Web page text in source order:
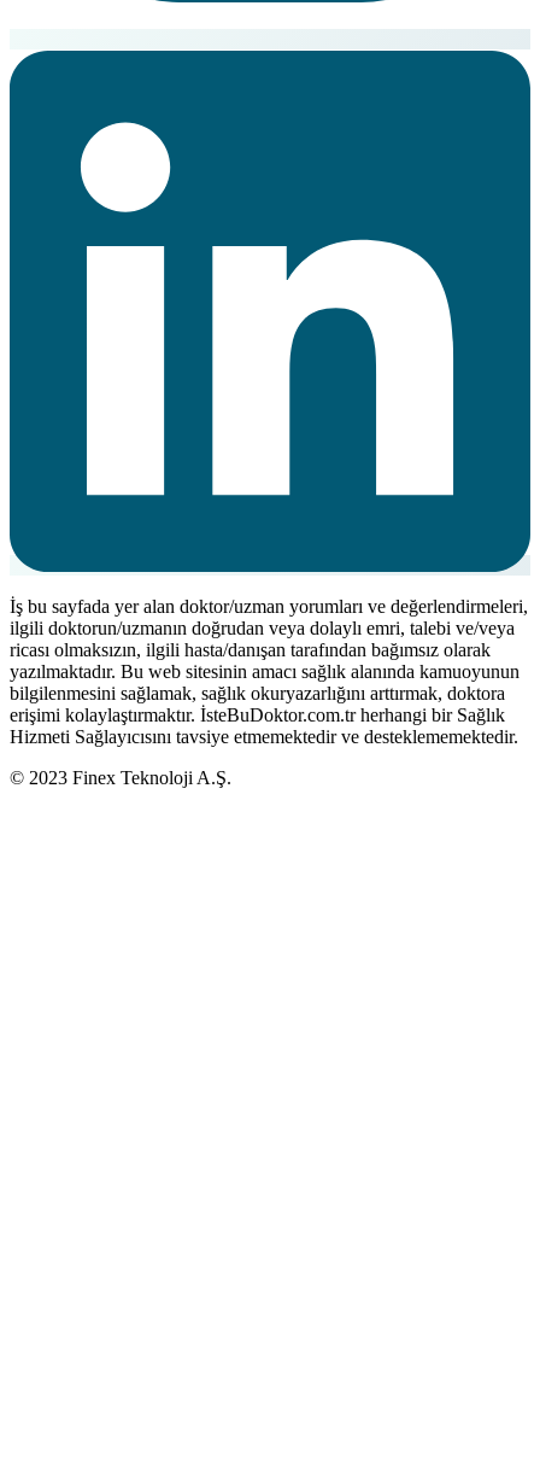
İş bu sayfada yer alan doktor/uzman yorumları ve değerlendirmeleri,
ilgili doktorun/uzmanın doğrudan veya dolaylı emri, talebi ve/veya
ricası olmaksızın, ilgili hasta/danışan tarafından bağımsız olarak
yazılmaktadır. Bu web sitesinin amacı sağlık alanında kamuoyunun
bilgilenmesini sağlamak, sağlık okuryazarlığını arttırmak, doktora
erişimi kolaylaştırmaktır. İsteBuDoktor.com.tr herhangi bir Sağlık
Hizmeti Sağlayıcısını tavsiye etmemektedir ve desteklememektedir.
© 2023 Finex Teknoloji A.Ş.